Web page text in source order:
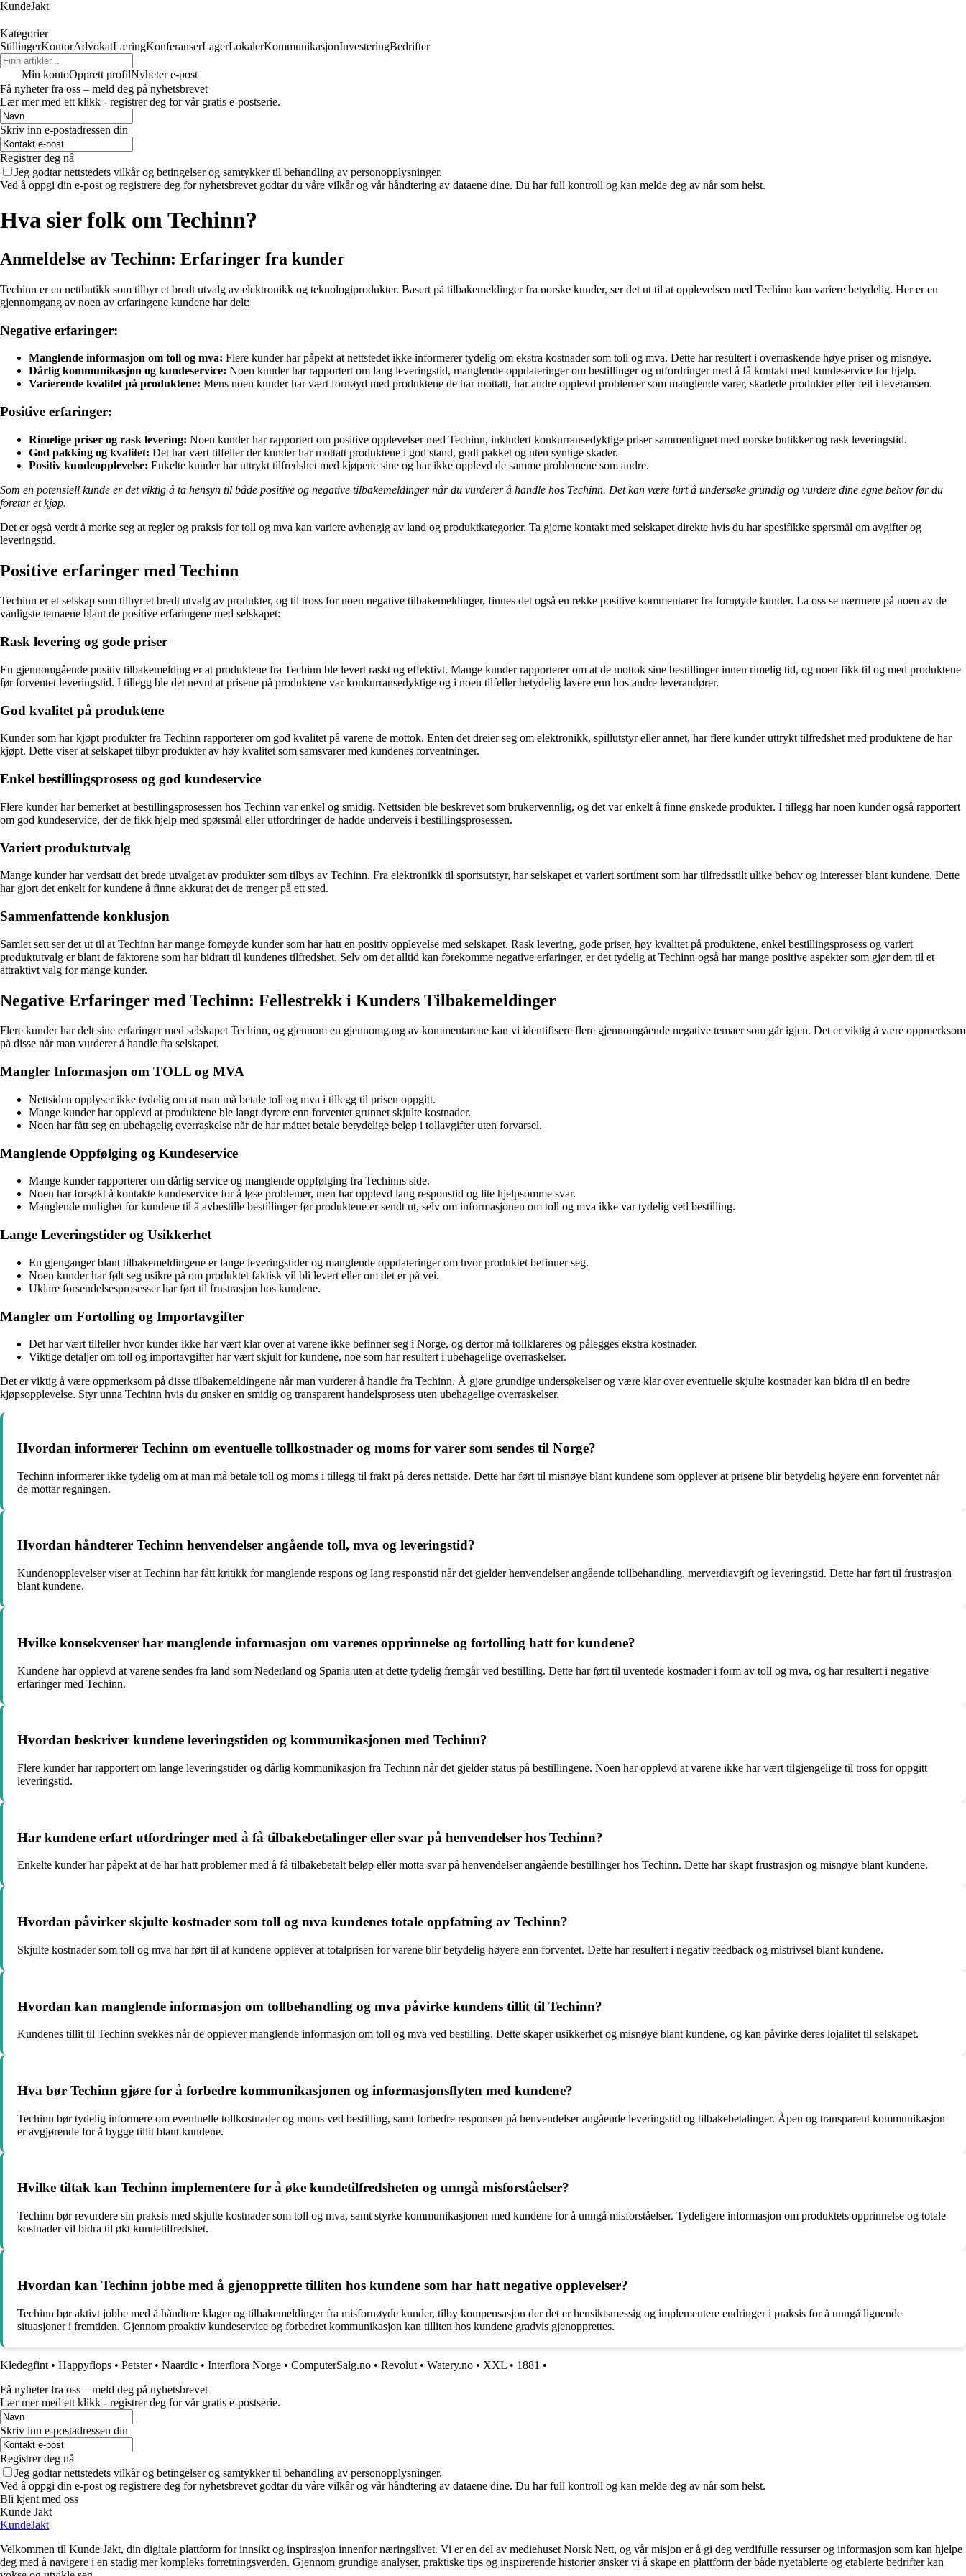
KundeJakt
Kategorier
StillingerKontorAdvokatLæringKonferanserLagerLokalerKommunikasjonInvesteringBedrifter
Min kontoOpprett profilNyheter e-post
Få nyheter fra oss – meld deg på nyhetsbrevet
Lær mer med ett klikk - registrer deg for vår gratis e-postserie.
Skriv inn e-postadressen din
Registrer deg nå
Jeg godtar nettstedets vilkår og betingelser og samtykker til behandling av personopplysninger.
Ved å oppgi din e-post og registrere deg for nyhetsbrevet godtar du våre vilkår og vår håndtering av dataene dine. Du har full kontroll og kan melde deg av når som helst.
Hva sier folk om Techinn?
Anmeldelse av Techinn: Erfaringer fra kunder
Techinn er en nettbutikk som tilbyr et bredt utvalg av elektronikk og teknologiprodukter. Basert på tilbakemeldinger fra norske kunder, ser det ut til at opplevelsen med Techinn kan variere betydelig. Her er en
gjennomgang av noen av erfaringene kundene har delt:
Negative erfaringer:
Manglende informasjon om toll og mva: Flere kunder har påpekt at nettstedet ikke informerer tydelig om ekstra kostnader som toll og mva. Dette har resultert i overraskende høye priser og misnøye.
Dårlig kommunikasjon og kundeservice: Noen kunder har rapportert om lang leveringstid, manglende oppdateringer om bestillinger og utfordringer med å få kontakt med kundeservice for hjelp.
Varierende kvalitet på produktene: Mens noen kunder har vært fornøyd med produktene de har mottatt, har andre opplevd problemer som manglende varer, skadede produkter eller feil i leveransen.
Positive erfaringer:
Rimelige priser og rask levering: Noen kunder har rapportert om positive opplevelser med Techinn, inkludert konkurransedyktige priser sammenlignet med norske butikker og rask leveringstid.
God pakking og kvalitet: Det har vært tilfeller der kunder har mottatt produktene i god stand, godt pakket og uten synlige skader.
Positiv kundeopplevelse: Enkelte kunder har uttrykt tilfredshet med kjøpene sine og har ikke opplevd de samme problemene som andre.
Som en potensiell kunde er det viktig å ta hensyn til både positive og negative tilbakemeldinger når du vurderer å handle hos Techinn. Det kan være lurt å undersøke grundig og vurdere dine egne behov før du
foretar et kjøp.
Det er også verdt å merke seg at regler og praksis for toll og mva kan variere avhengig av land og produktkategorier. Ta gjerne kontakt med selskapet direkte hvis du har spesifikke spørsmål om avgifter og
leveringstid.
Positive erfaringer med Techinn
Techinn er et selskap som tilbyr et bredt utvalg av produkter, og til tross for noen negative tilbakemeldinger, finnes det også en rekke positive kommentarer fra fornøyde kunder. La oss se nærmere på noen av de
vanligste temaene blant de positive erfaringene med selskapet:
Rask levering og gode priser
En gjennomgående positiv tilbakemelding er at produktene fra Techinn ble levert raskt og effektivt. Mange kunder rapporterer om at de mottok sine bestillinger innen rimelig tid, og noen fikk til og med produktene
før forventet leveringstid. I tillegg ble det nevnt at prisene på produktene var konkurransedyktige og i noen tilfeller betydelig lavere enn hos andre leverandører.
God kvalitet på produktene
Kunder som har kjøpt produkter fra Techinn rapporterer om god kvalitet på varene de mottok. Enten det dreier seg om elektronikk, spillutstyr eller annet, har flere kunder uttrykt tilfredshet med produktene de har
kjøpt. Dette viser at selskapet tilbyr produkter av høy kvalitet som samsvarer med kundenes forventninger.
Enkel bestillingsprosess og god kundeservice
Flere kunder har bemerket at bestillingsprosessen hos Techinn var enkel og smidig. Nettsiden ble beskrevet som brukervennlig, og det var enkelt å finne ønskede produkter. I tillegg har noen kunder også rapportert
om god kundeservice, der de fikk hjelp med spørsmål eller utfordringer de hadde underveis i bestillingsprosessen.
Variert produktutvalg
Mange kunder har verdsatt det brede utvalget av produkter som tilbys av Techinn. Fra elektronikk til sportsutstyr, har selskapet et variert sortiment som har tilfredsstilt ulike behov og interesser blant kundene. Dette
har gjort det enkelt for kundene å finne akkurat det de trenger på ett sted.
Sammenfattende konklusjon
Samlet sett ser det ut til at Techinn har mange fornøyde kunder som har hatt en positiv opplevelse med selskapet. Rask levering, gode priser, høy kvalitet på produktene, enkel bestillingsprosess og variert
produktutvalg er blant de faktorene som har bidratt til kundenes tilfredshet. Selv om det alltid kan forekomme negative erfaringer, er det tydelig at Techinn også har mange positive aspekter som gjør dem til et
attraktivt valg for mange kunder.
Negative Erfaringer med Techinn: Fellestrekk i Kunders Tilbakemeldinger
Flere kunder har delt sine erfaringer med selskapet Techinn, og gjennom en gjennomgang av kommentarene kan vi identifisere flere gjennomgående negative temaer som går igjen. Det er viktig å være oppmerksom
på disse når man vurderer å handle fra selskapet.
Mangler Informasjon om TOLL og MVA
Nettsiden opplyser ikke tydelig om at man må betale toll og mva i tillegg til prisen oppgitt.
Mange kunder har opplevd at produktene ble langt dyrere enn forventet grunnet skjulte kostnader.
Noen har fått seg en ubehagelig overraskelse når de har måttet betale betydelige beløp i tollavgifter uten forvarsel.
Manglende Oppfølging og Kundeservice
Mange kunder rapporterer om dårlig service og manglende oppfølging fra Techinns side.
Noen har forsøkt å kontakte kundeservice for å løse problemer, men har opplevd lang responstid og lite hjelpsomme svar.
Manglende mulighet for kundene til å avbestille bestillinger før produktene er sendt ut, selv om informasjonen om toll og mva ikke var tydelig ved bestilling.
Lange Leveringstider og Usikkerhet
En gjenganger blant tilbakemeldingene er lange leveringstider og manglende oppdateringer om hvor produktet befinner seg.
Noen kunder har følt seg usikre på om produktet faktisk vil bli levert eller om det er på vei.
Uklare forsendelsesprosesser har ført til frustrasjon hos kundene.
Mangler om Fortolling og Importavgifter
Det har vært tilfeller hvor kunder ikke har vært klar over at varene ikke befinner seg i Norge, og derfor må tollklareres og pålegges ekstra kostnader.
Viktige detaljer om toll og importavgifter har vært skjult for kundene, noe som har resultert i ubehagelige overraskelser.
Det er viktig å være oppmerksom på disse tilbakemeldingene når man vurderer å handle fra Techinn. Å gjøre grundige undersøkelser og være klar over eventuelle skjulte kostnader kan bidra til en bedre
kjøpsopplevelse. Styr unna Techinn hvis du ønsker en smidig og transparent handelsprosess uten ubehagelige overraskelser.
Hvordan informerer Techinn om eventuelle tollkostnader og moms for varer som sendes til Norge?
Techinn informerer ikke tydelig om at man må betale toll og moms i tillegg til frakt på deres nettside. Dette har ført til misnøye blant kundene som opplever at prisene blir betydelig høyere enn forventet når
de mottar regningen.
Hvordan håndterer Techinn henvendelser angående toll, mva og leveringstid?
Kundenopplevelser viser at Techinn har fått kritikk for manglende respons og lang responstid når det gjelder henvendelser angående tollbehandling, merverdiavgift og leveringstid. Dette har ført til frustrasjon
blant kundene.
Hvilke konsekvenser har manglende informasjon om varenes opprinnelse og fortolling hatt for kundene?
Kundene har opplevd at varene sendes fra land som Nederland og Spania uten at dette tydelig fremgår ved bestilling. Dette har ført til uventede kostnader i form av toll og mva, og har resultert i negative
erfaringer med Techinn.
Hvordan beskriver kundene leveringstiden og kommunikasjonen med Techinn?
Flere kunder har rapportert om lange leveringstider og dårlig kommunikasjon fra Techinn når det gjelder status på bestillingene. Noen har opplevd at varene ikke har vært tilgjengelige til tross for oppgitt
leveringstid.
Har kundene erfart utfordringer med å få tilbakebetalinger eller svar på henvendelser hos Techinn?
Enkelte kunder har påpekt at de har hatt problemer med å få tilbakebetalt beløp eller motta svar på henvendelser angående bestillinger hos Techinn. Dette har skapt frustrasjon og misnøye blant kundene.
Hvordan påvirker skjulte kostnader som toll og mva kundenes totale oppfatning av Techinn?
Skjulte kostnader som toll og mva har ført til at kundene opplever at totalprisen for varene blir betydelig høyere enn forventet. Dette har resultert i negativ feedback og mistrivsel blant kundene.
Hvordan kan manglende informasjon om tollbehandling og mva påvirke kundens tillit til Techinn?
Kundenes tillit til Techinn svekkes når de opplever manglende informasjon om toll og mva ved bestilling. Dette skaper usikkerhet og misnøye blant kundene, og kan påvirke deres lojalitet til selskapet.
Hva bør Techinn gjøre for å forbedre kommunikasjonen og informasjonsflyten med kundene?
Techinn bør tydelig informere om eventuelle tollkostnader og moms ved bestilling, samt forbedre responsen på henvendelser angående leveringstid og tilbakebetalinger. Åpen og transparent kommunikasjon
er avgjørende for å bygge tillit blant kundene.
Hvilke tiltak kan Techinn implementere for å øke kundetilfredsheten og unngå misforståelser?
Techinn bør revurdere sin praksis med skjulte kostnader som toll og mva, samt styrke kommunikasjonen med kundene for å unngå misforståelser. Tydeligere informasjon om produktets opprinnelse og totale
kostnader vil bidra til økt kundetilfredshet.
Hvordan kan Techinn jobbe med å gjenopprette tilliten hos kundene som har hatt negative opplevelser?
Techinn bør aktivt jobbe med å håndtere klager og tilbakemeldinger fra misfornøyde kunder, tilby kompensasjon der det er hensiktsmessig og implementere endringer i praksis for å unngå lignende
situasjoner i fremtiden. Gjennom proaktiv kundeservice og forbedret kommunikasjon kan tilliten hos kundene gradvis gjenopprettes.
Kledegfint • Happyflops • Petster• Naardic • Interflora Norge • ComputerSalg.no • Revolut • Watery.no • XXL • 1881 •
Få nyheter fra oss – meld deg på nyhetsbrevet
Lær mer med ett klikk - registrer deg for vår gratis e-postserie.
Skriv inn e-postadressen din
Registrer deg nå
Jeg godtar nettstedets vilkår og betingelser og samtykker til behandling av personopplysninger.
Ved å oppgi din e-post og registrere deg for nyhetsbrevet godtar du våre vilkår og vår håndtering av dataene dine. Du har full kontroll og kan melde deg av når som helst.
Bli kjent med oss
Kunde Jakt
KundeJakt
Velkommen til Kunde Jakt, din digitale plattform for innsikt og inspirasjon innenfor næringslivet. Vi er en del av mediehuset Norsk Nett, og vår misjon er å gi deg verdifulle ressurser og informasjon som kan hjelpe
deg med å navigere i en stadig mer kompleks forretningsverden. Gjennom grundige analyser, praktiske tips og inspirerende historier ønsker vi å skape en plattform der både nyetablerte og etablerte bedrifter kan